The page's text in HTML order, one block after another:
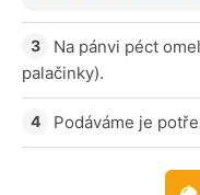
Na pánvi péct
palačinky).
Podáváme je